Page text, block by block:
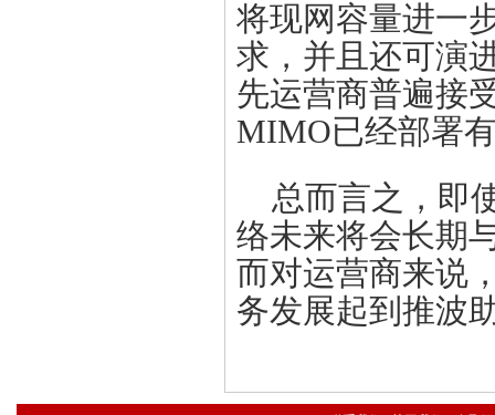
将现网容量进一
求，并且还可演
先运营商普遍接
MIMO已经部署
总而言之，即
络未来将会长期
而对运营商来说
务发展起到推波